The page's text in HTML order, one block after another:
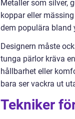
Metaller som silver,
koppar eller
dem populära bland
Designern måste
tunga pärlor kräva
hållbarhet eller
bara ser vackra ut
Tekniker